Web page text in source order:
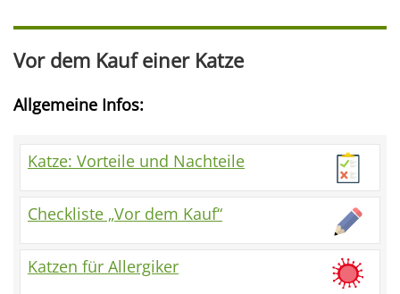
Vor dem Kauf einer Katze
Allgemeine Infos:
Katze: Vorteile und Nachteile
Checkliste „Vor dem Kauf“
Katzen für Allergiker